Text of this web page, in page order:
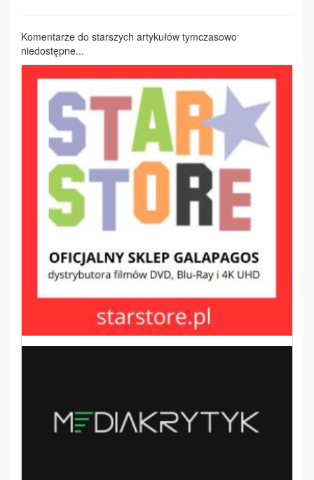
Komentarze do starszych artykułów tymczasowo
niedostępne...